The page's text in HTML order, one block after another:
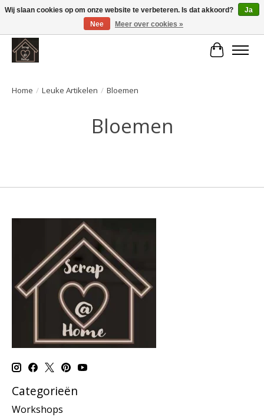
Large selection of products and fast shipping!
Home / Leuke Artikelen / Bloemen
Bloemen
Categorieën
Workshops
Wij slaan cookies op om onze website te verbeteren. Is dat akkoord?
Ja
Nee
Meer over cookies »